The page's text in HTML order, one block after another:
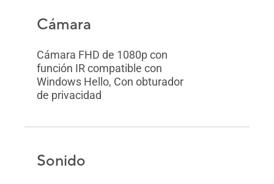
Cámara
Cámara FHD de 1080p con
función IR compatible con
Windows Hello, Con obturador
de privacidad
Sonido